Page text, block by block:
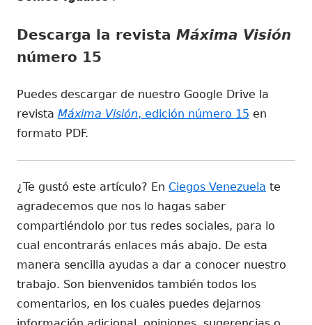
Descarga la revista Máxima Visión
número 15
Puedes descargar de nuestro Google Drive la
revista Máxima Visión, edición número 15 en
formato PDF.
¿Te gustó este artículo? En Ciegos Venezuela te
agradecemos que nos lo hagas saber
compartiéndolo por tus redes sociales, para lo
cual encontrarás enlaces más abajo. De esta
manera sencilla ayudas a dar a conocer nuestro
trabajo. Son bienvenidos también todos los
comentarios, en los cuales puedes dejarnos